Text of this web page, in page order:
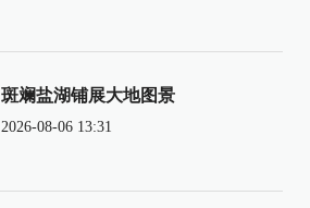
斑斓盐湖铺展大地图景
2026-08-06 13:31